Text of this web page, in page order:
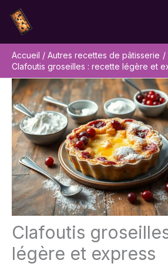
contenu
Accueil
Autres recettes de pâtisserie
Clafoutis groseilles : recette légère et
Clafoutis
légère et express
Rechercher